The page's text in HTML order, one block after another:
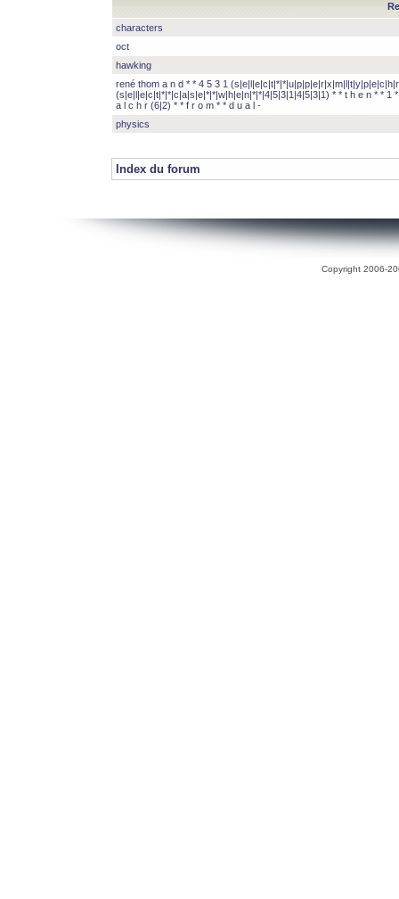
characters
oct
hawking
rené thom a n d * * 4 5 3 1
(s|e|l|e|c|t|*|*|c|a|s|e|*|*|w|h|e|n|*|*|4|5|3|1|4|5|3|1) * * t h e n * * 1
a l c h r (6|2) * * f r o m * * d u a l -
physics
Index du forum
Copyright 2006-